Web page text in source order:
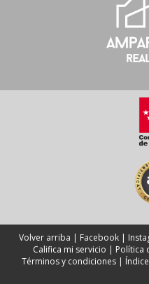
Volver arriba | Facebook |
Califica mi servicio | Política
Términos y condiciones|